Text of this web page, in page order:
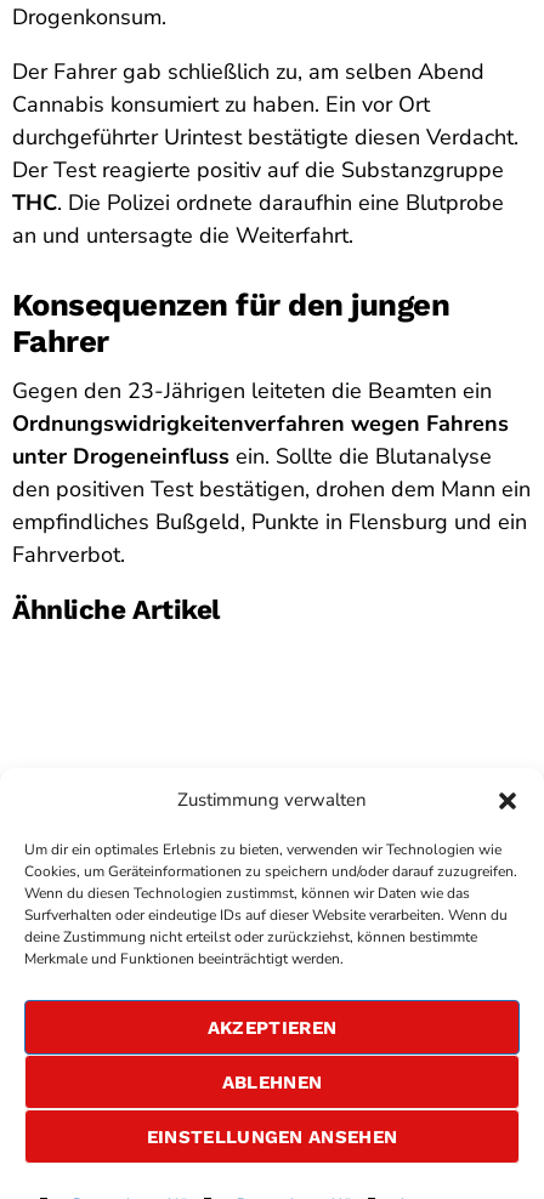
Zustimmung verwalten
Um dir ein optimales Erlebnis zu bieten, verwenden wir Technologien wie
Cookies, um Geräteinformationen zu speichern und/oder darauf zuzugreifen.
Wenn du diesen Technologien zustimmst, können wir Daten wie das
Surfverhalten oder eindeutige IDs auf dieser Website verarbeiten. Wenn du
deine Zustimmung nicht erteilst oder zurückziehst, können bestimmte
Merkmale und Funktionen beeinträchtigt werden.
AKZEPTIEREN
ABLEHNEN
EINSTELLUNGEN ANSEHEN
Drogenkonsum.
Der Fahrer gab schließlich zu, am selben Abend
Cannabis konsumiert zu haben. Ein vor Ort
durchgeführter Urintest bestätigte diesen Verdacht.
Der Test reagierte positiv auf die Substanzgruppe
THC. Die Polizei ordnete daraufhin eine Blutprobe
an und untersagte die Weiterfahrt.
Konsequenzen für den jungen
Fahrer
Gegen den 23-Jährigen leiteten die Beamten ein
Ordnungswidrigkeitenverfahren wegen Fahrens
unter Drogeneinfluss ein. Sollte die Blutanalyse
den positiven Test bestätigen, drohen dem Mann ein
empfindliches Bußgeld, Punkte in Flensburg und ein
Fahrverbot.
Ähnliche Artikel
COPYRIGHTANTENNE BAD KREUZNACH
DATENSCHUTZERKLÄRUNG
ALLGEMEINE GESCHÄFTSBEDINGUNGEN